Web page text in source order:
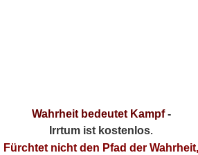
Wahrheit bedeutet Kampf-
Irrtum ist kostenlos.
Fürchtet nicht den Pfad der Wahrheit,